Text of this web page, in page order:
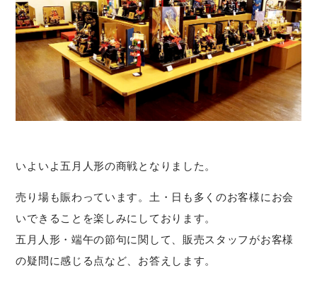
いよいよ五月人形の商戦となりました。
売り場も賑わっています。土・日も多くのお客様にお会
いできることを楽しみにしております。
五月人形・端午の節句に関して、販売スタッフがお客様
の疑問に感じる点など、お答えします。